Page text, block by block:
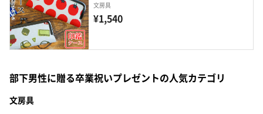
文房具
¥1,540
部下男性に贈る卒業祝いプレゼントの人気カテゴリ
文房具